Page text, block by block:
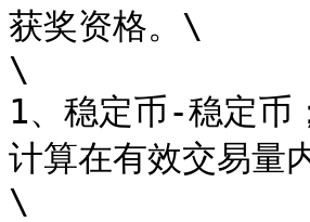
获奖资格。\
\
1、稳定币-稳定币
计算在有效交易量
\